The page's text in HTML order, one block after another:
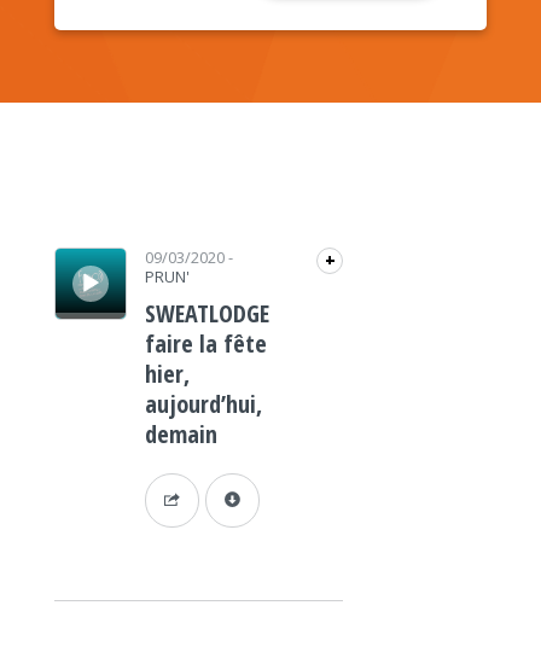
Lecteur audio 09/03/2020-
PRUN'
+
SWEATLODGE
faire la fête
hier,
aujourd’hui,
demain